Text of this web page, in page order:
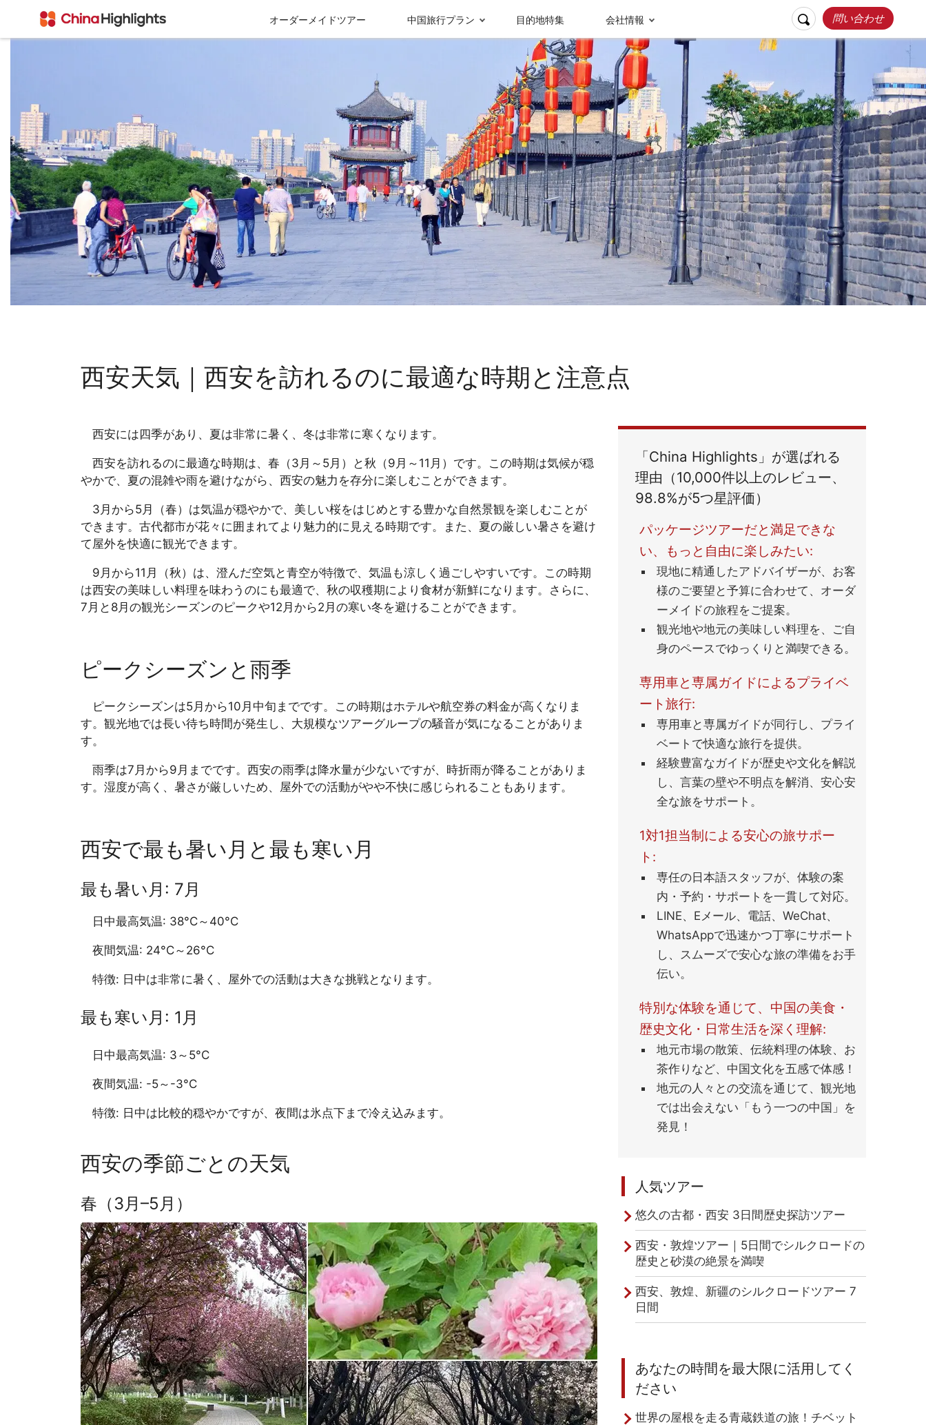
オーダーメイドツアー 中国旅行プラン
チベット 西安 張家界 桂林
目的地特集 会社情報
私たちについて グループ情報
受賞実績＆メディ
ア報
お客様の声
リスポンシブルト
ラベル
問い合わせ
西安天気｜西安を訪れるのに最適な時期と注意点
西安には四季があり、夏は非常に暑く、冬は非常に寒くなります。
西安を訪れるのに最適な時期は、春（3月～5月）と秋（9月～11月）です。この時期は気候が穏
やかで、夏の混雑や雨を避けながら、西安の魅力を存分に楽しむことができます。
3月から5月（春）は気温が穏やかで、美しい桜をはじめとする豊かな自然景観を楽しむことが
できます。古代都市が花々に囲まれてより魅力的に見える時期です。また、夏の厳しい暑さを避け
て屋外を快適に観光できます。
9月から11月（秋）は、澄んだ空気と青空が特徴で、気温も涼しく過ごしやすいです。この時期
は西安の美味しい料理を味わうのにも最適で、秋の収穫期により食材が新鮮になります。さらに、
7月と8月の観光シーズンのピークや12月から2月の寒い冬を避けることができます。
ピークシーズンと雨季
ピークシーズンは5月から10月中旬までです。この時期はホテルや航空券の料金が高くなりま
す。観光地では長い待ち時間が発生し、大規模なツアーグループの騒音が気になることがありま
す。
雨季は7月から9月までです。西安の雨季は降水量が少ないですが、時折雨が降ることがありま
す。湿度が高く、暑さが厳しいため、屋外での活動がやや不快に感じられることもあります。
西安で最も暑い月と最も寒い月
最も暑い月: 7月
日中最高気温: 38°C～40°C
夜間気温: 24°C～26°C
特徴: 日中は非常に暑く、屋外での活動は大きな挑戦となります。
最も寒い月: 1月
日中最高気温: 3～5°C
夜間気温: -5～-3°C
特徴: 日中は比較的穏やかですが、夜間は氷点下まで冷え込みます。
西安の季節ごとの天気
春（3月–5月）
「China Highlights」が選ばれる
理由（10,000件以上のレビュー、
98.8%が5つ星評価）
パッケージツアーだと満⾜できな
い、もっと⾃由に楽しみたい:
現地に精通したアドバイザーが、お客
様のご要望と予算に合わせて、オーダ
ーメイドの旅程をご提案。
観光地や地元の美味しい料理を、ご自
身のペースでゆっくりと満喫できる。
専用車と専属ガイドによるプライベ
ート旅行:
専用車と専属ガイドが同行し、プライ
ベートで快適な旅行を提供。
経験豊富なガイドが歴史や文化を解説
し、言葉の壁や不明点を解消、安心安
全な旅をサポート。
1対1担当制による安心の旅サポー
ト:
専任の日本語スタッフが、体験の案
内・予約・サポートを一貫して対応。
LINE、Eメール、電話、WeChat、
WhatsAppで迅速かつ丁寧にサポート
し、スムーズで安心な旅の準備をお手
伝い。
特別な体験を通じて、中国の美食・
歴史文化・日常生活を深く理解:
地元市場の散策、伝統料理の体験、お
茶作りなど、中国文化を五感で体感！
地元の人々との交流を通じて、観光地
では出会えない「もう一つの中国」を
発見！
人気ツアー
悠久の古都・西安 3日間歴史探訪ツアー
西安・敦煌ツアー｜5日間でシルクロードの
歴史と砂漠の絶景を満喫
西安、敦煌、新疆のシルクロードツアー 7
日間
あなたの時間を最大限に活用してく
ださい
世界の屋根を走る青蔵鉄道の旅！チベット